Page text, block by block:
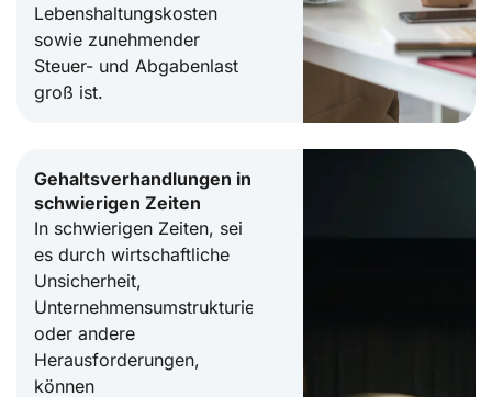
Lebenshaltungskosten
sowie zunehmender
Steuer- und Abgabenlast
groß ist.
Gehaltsverhandlungen in
schwierigen Zeiten
In schwierigen Zeiten, sei
es durch wirtschaftliche
Unsicherheit,
Unternehmensumstrukturierungen
oder andere
Herausforderungen,
können